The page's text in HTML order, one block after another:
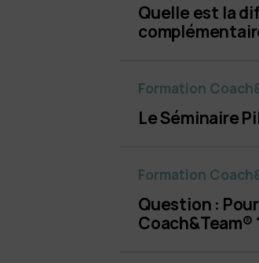
Quelle est la
Formation
Le Séminaire
Formation
Question :
Coach&Team®